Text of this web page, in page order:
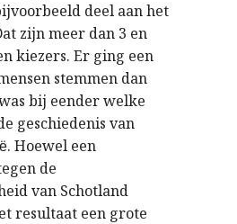
deel aan het
zijn meer dan 3 en
kiezers. Er ging een
stemmen dan
bij eender welke
geschiedenis van
ë. Hoewel een
de
van Schotland
resultaat een grote